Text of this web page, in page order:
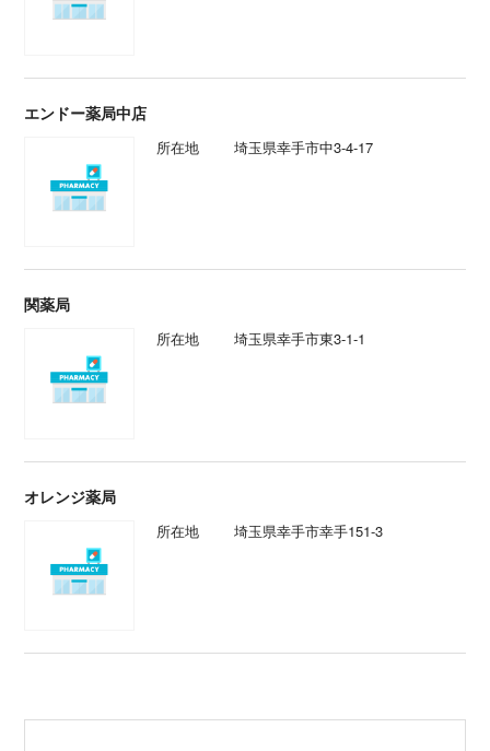
エンドー薬局中店
所在地 埼玉県幸手市中3-4-17
関薬局
所在地 埼玉県幸手市東3-1-1
オレンジ薬局
所在地 埼玉県幸手市幸手151-3